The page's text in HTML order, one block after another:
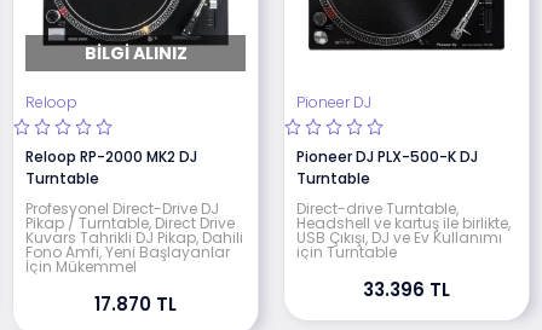
BILGI ALINIZ
Reloop
Reloop RP-2000 MK2 DJ
Turntable
Profesyonel Direct-Drive DJ
Pikap / Turntable, Direct Drive
Kuvars Tahrikli DJ Pikap, Dahili
Fono Amfi, Yeni Başlayanlar
İçin Mükemmel
17.870 TL
Pioneer DJ
Pioneer DJ PLX-500-K DJ
Turntable
Direct-drive Turntable,
Headshell ve kartuş ile birlikte,
USB Çıkışı, DJ ve Ev Kullanımı
için Turntable
33.396 TL